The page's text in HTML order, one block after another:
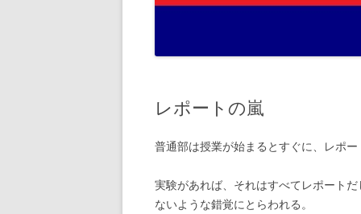
レポートの嵐
普通部は授業が始まるとすぐに、レポー
実験があれば、それはすべてレポート
ないような錯覚にとらわれる。